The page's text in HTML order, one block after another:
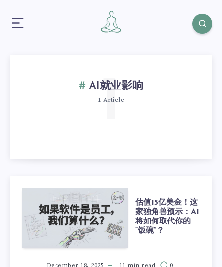
AI就业影响
1 Article
1
估值15亿美金！这
家独角兽预示：AI
将如何取代你的
“饭碗”？
December 18, 2025 11 min read 0